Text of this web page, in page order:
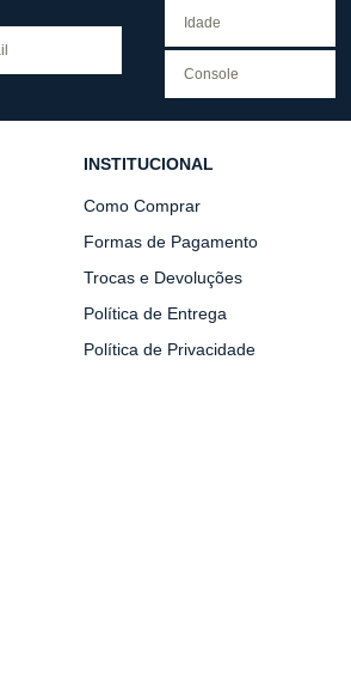
INSTITUCIONAL
Como Comprar
Formas de Pagamento
Trocas e Devoluções
Política de Entrega
Política de Privacidade